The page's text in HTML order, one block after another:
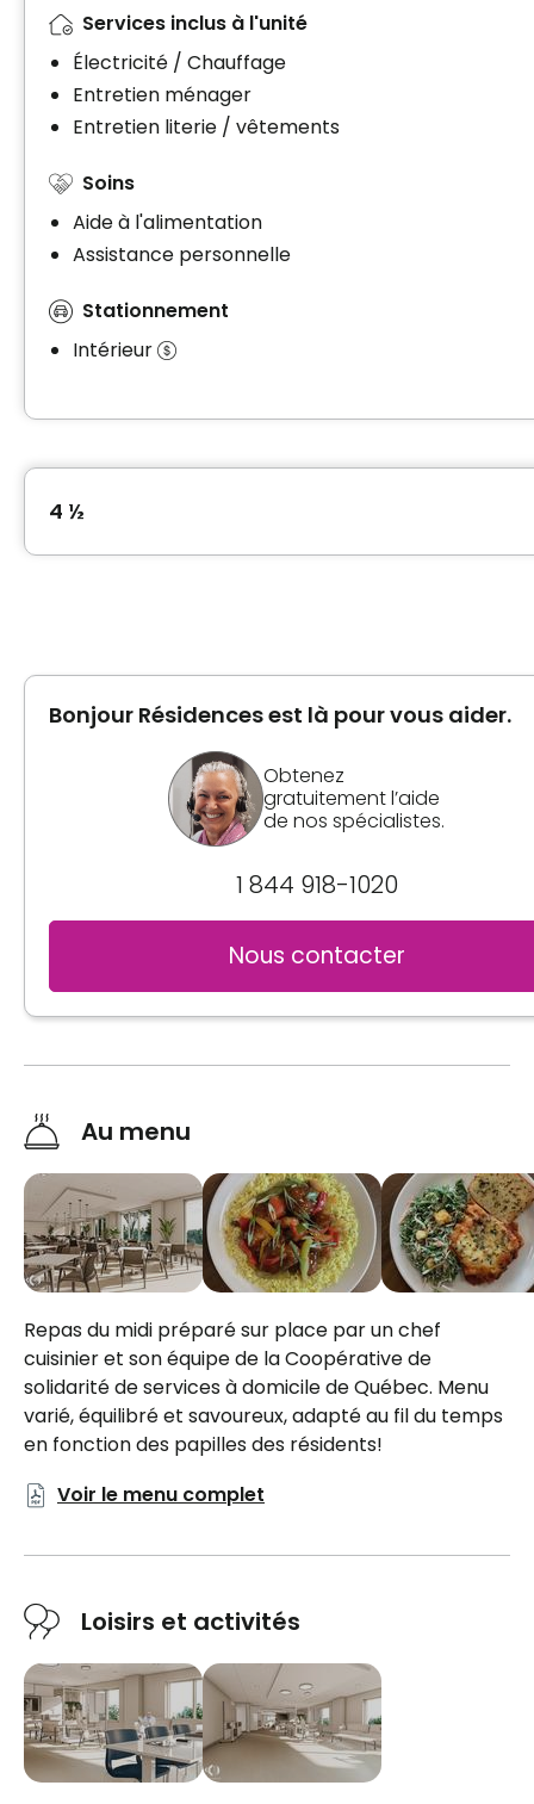
Services inclus à l'unité
Électricité / Chauffage
Entretien ménager
Entretien literie / vêtements
Soins
Aide à l'alimentation
Assistance personnelle
Stationnement
Intérieur
4 ½
861 pieds carrés
Photos de l'unité
Informations générales
Unités lumineuses, climatisées et très bien
en fauteuil roulant. Espace suffisant pour des
électroménagers standards.
Possibilité d'avoir accès aux plusieurs services tels
l'entretien ménager et vêtement, aide à
assistance personnelle au besoin. Ces services sont
gérés et payés directement avec la Coop.
Inclusions
Repas inclus
1 repas
Évier
Espace électroménagers standard
Salle(s) de bain
Privée
Bain - douche
Bonjour Résidences est là pour vous aider.
Obtenez
gratuitement l’aide
de nos spécialistes.
1 844 918-1020
Nous contacter
Au menu
Repas du midi préparé sur place par un chef
cuisinier et son équipe de la Coopérative de
solidarité de services à domicile de Québec. Menu
varié, équilibré et savoureux, adapté au fil du temps
en fonction des papilles des résidents!
Voir le menu complet
Loisirs et activités